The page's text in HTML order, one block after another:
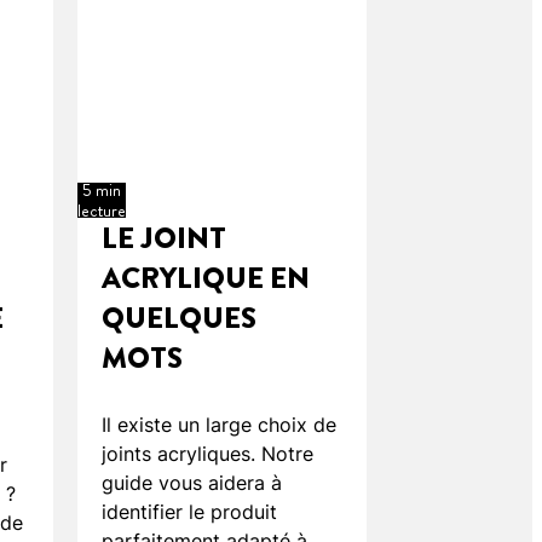
?
5 min
lecture
LE JOINT
ACRYLIQUE EN
QUELQUES
MOTS
Il existe un large choix de
joints acryliques. Notre
guide vous aidera à
identifier le produit